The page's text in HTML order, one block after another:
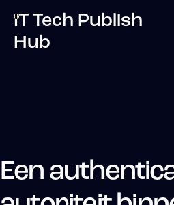
IT Tech Publish
Hub
Een